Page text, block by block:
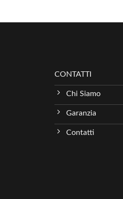
CONTATTI
Chi Siamo
Garanzia
Contatti